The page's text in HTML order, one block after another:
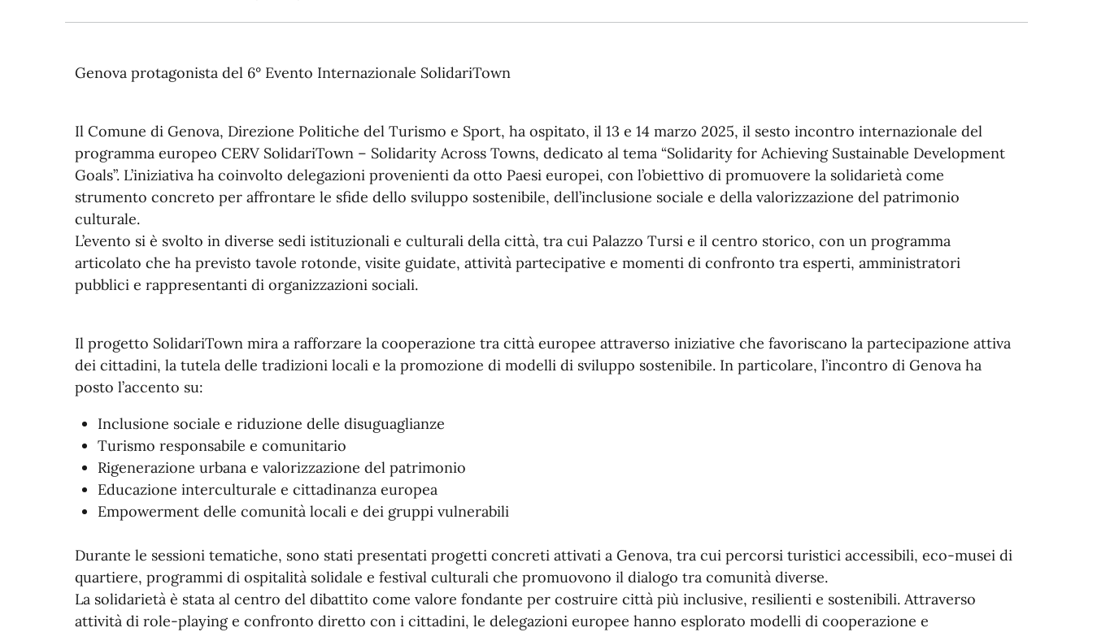
Genova protagonista del 6° Evento Internazionale SolidariTown
Il Comune di Genova, Direzione Politiche del Turismo e Sport, ha ospitato, il 13 e 14 marzo 2025, il sesto incontro internazionale del
programma europeo CERV SolidariTown – Solidarity Across Towns, dedicato al tema “Solidarity for Achieving Sustainable Development
Goals”. L’iniziativa ha coinvolto delegazioni provenienti da otto Paesi europei, con l’obiettivo di promuovere la solidarietà come
strumento concreto per affrontare le sfide dello sviluppo sostenibile, dell’inclusione sociale e della valorizzazione del patrimonio
culturale.
L’evento si è svolto in diverse sedi istituzionali e culturali della città, tra cui Palazzo Tursi e il centro storico, con un programma
articolato che ha previsto tavole rotonde, visite guidate, attività partecipative e momenti di confronto tra esperti, amministratori
pubblici e rappresentanti di organizzazioni sociali.
Il progetto SolidariTown mira a rafforzare la cooperazione tra città europee attraverso iniziative che favoriscano la partecipazione attiva
dei cittadini, la tutela delle tradizioni locali e la promozione di modelli di sviluppo sostenibile. In particolare, l’incontro di Genova ha
posto l’accento su:
Inclusione sociale e riduzione delle disuguaglianze
Turismo responsabile e comunitario
Rigenerazione urbana e valorizzazione del patrimonio
Educazione interculturale e cittadinanza europea
Empowerment delle comunità locali e dei gruppi vulnerabili
Durante le sessioni tematiche, sono stati presentati progetti concreti attivati a Genova, tra cui percorsi turistici accessibili, eco-musei di
quartiere, programmi di ospitalità solidale e festival culturali che promuovono il dialogo tra comunità diverse.
La solidarietà è stata al centro del dibattito come valore fondante per costruire città più inclusive, resilienti e sostenibili. Attraverso
attività di role-playing e confronto diretto con i cittadini, le delegazioni europee hanno esplorato modelli di cooperazione e